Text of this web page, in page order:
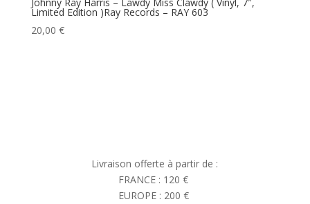
Limited Edition )Ray Records – RAY 603
20,00 €
Livraison offerte à partir de :
FRANCE : 120 €
EUROPE : 200 €